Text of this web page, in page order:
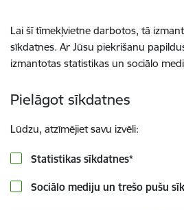
Lai šī tīmekļvietne darbotos, tā
sīkdatnes. Ar Jūsu piekrišanu
izmantotas statistikas un sociālo
Pielāgot sīkdatnes
Lūdzu, atzīmējiet savu izvēli:
Statistikas sīkdatnes*
Sociālo mediju un trešo pušu